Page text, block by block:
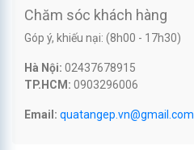
Chăm sóc khách hàng
Góp ý, khiếu nại: (8h00 - 17h30)
Hà Nội: 02437678915
TP.HCM: 0903296006
Email: quatangep.vn@gmail.com